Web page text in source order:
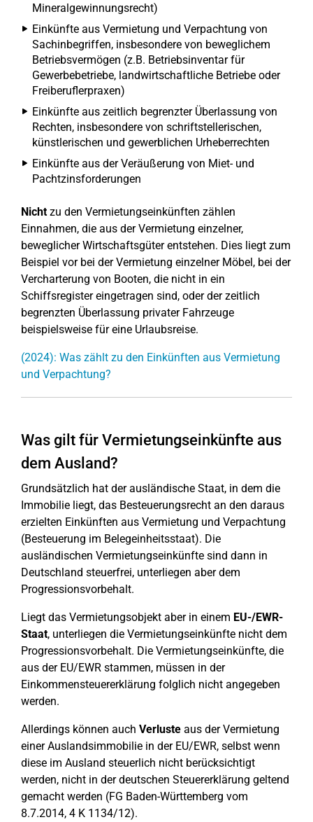
Mineralgewinnungsrecht)
Einkünfte aus Vermietung und Verpachtung von
Sachinbegriffen, insbesondere von beweglichem
Betriebsvermögen (z.B. Betriebsinventar für
Gewerbebetriebe, landwirtschaftliche Betriebe oder
Freiberuflerpraxen)
Einkünfte aus zeitlich begrenzter Überlassung von
Rechten, insbesondere von schriftstellerischen,
künstlerischen und gewerblichen Urheberrechten
Einkünfte aus der Veräußerung von Miet- und
Pachtzinsforderungen
Nichtzu den Vermietungseinkünften zählen
Einnahmen, die aus der Vermietung einzelner,
beweglicher Wirtschaftsgüter entstehen. Dies liegt zum
Beispiel vor bei der Vermietung einzelner Möbel, bei der
Vercharterung von Booten, die nicht in ein
Schiffsregister eingetragen sind, oder der zeitlich
begrenzten Überlassung privater Fahrzeuge
beispielsweise für eine Urlaubsreise.
(2024): Was zählt zu den Einkünften aus Vermietung
und Verpachtung?
Was gilt für Vermietungseinkünfte aus
dem Ausland?
Grundsätzlich hat der ausländische Staat, in dem die
Immobilie liegt, das Besteuerungsrecht an den daraus
erzielten Einkünften aus Vermietung und Verpachtung
(Besteuerung im Belegeinheitsstaat). Die
ausländischen Vermietungseinkünfte sind dann in
Deutschland steuerfrei, unterliegen aber dem
Progressionsvorbehalt.
Liegt das Vermietungsobjekt aber in einem EU-/EWR-
Staat, unterliegen die Vermietungseinkünfte nicht dem
Progressionsvorbehalt. Die Vermietungseinkünfte, die
aus der EU/EWR stammen, müssen in der
Einkommensteuererklärung folglich nicht angegeben
werden.
Allerdings können auch Verluste aus der Vermietung
einer Auslandsimmobilie in der EU/EWR, selbst wenn
diese im Ausland steuerlich nicht berücksichtigt
werden, nicht in der deutschen Steuererklärung geltend
gemacht werden (FG Baden-Württemberg vom
8.7.2014, 4 K 1134/12).